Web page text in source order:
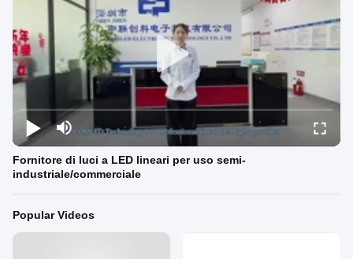
Fornitore di luci a LED lineari per uso semi-
industriale/commerciale
Popular Videos